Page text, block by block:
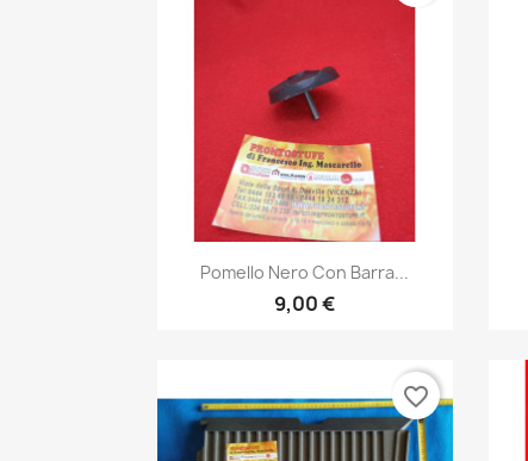
 Anteprima
Pomello Nero Con Barra...
9,00 €
favorite_border